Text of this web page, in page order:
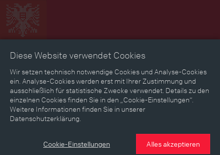
Zeitbild Zeitreise Landkarte Erinnerungen
Mediathek Textmodus
Themen Zeiträume Aspekte
Diese Website verwendet Cookies
Wir setzen technisch notwendige Cookies und Analyse-Cookies
ein. Analyse-Cookies werden erst mit Ihrer Zustimmung und
ausschließlich für statistische Zwecke verwendet. Details zu den
einzelnen Cookies finden Sie in den „Cookie-Einstellungen“.
Weitere Informationen finden Sie in unserer
Datenschutzerklärung.
Cookie-Einstellungen Alles akzeptieren